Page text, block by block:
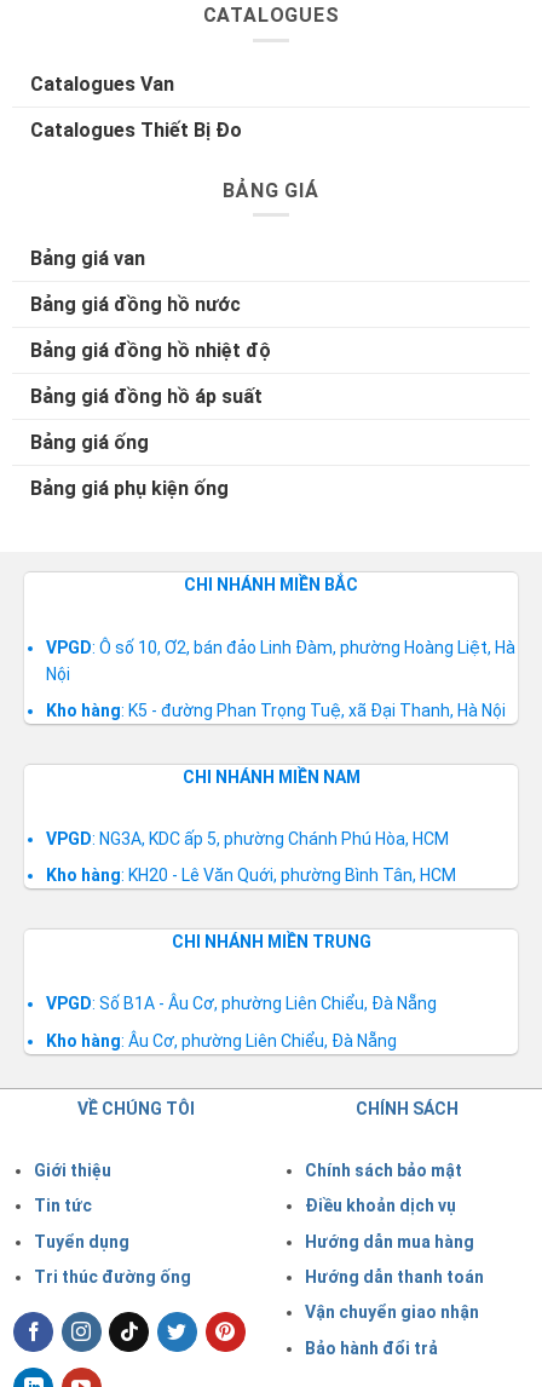
CATALOGUES
Catalogues Van
Catalogues Thiết Bị Đo
BẢNG GIÁ
Bảng giá van
Bảng giá đồng hồ nước
Bảng giá đồng hồ nhiệt độ
Bảng giá đồng hồ áp suất
Bảng giá ống
Bảng giá phụ kiện ống
CHI NHÁNH MIỀN BẮC
VPGD: Ô số 10, Ơ2, bán đảo Linh Đàm, phường Hoàng Liệt, Hà
Nội
Kho hàng: K5 - đường Phan Trọng Tuệ, xã Đại Thanh, Hà Nội
CHI NHÁNH MIỀN NAM
VPGD: NG3A, KDC ấp 5, phường Chánh Phú Hòa, HCM
Kho hàng: KH20 - Lê Văn Quới, phường Bình Tân, HCM
CHI NHÁNH MIỀN TRUNG
VPGD: Số B1A - Âu Cơ, phường Liên Chiểu, Đà Nẵng
Kho hàng: Âu Cơ, phường Liên Chiểu, Đà Nẵng
VỀ CHÚNG TÔI
Giới thiệu
Tin tức
Tuyển dụng
Tri thúc đường ống
CHÍNH SÁCH
Chính sách bảo mật
Điều khoản dịch vụ
Hướng dẫn mua hàng
Hướng dẫn thanh toán
Vận chuyển giao nhận
Bảo hành đổi trả